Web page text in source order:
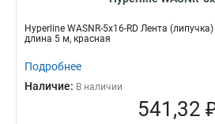
Hyperline WASNR-5x16-RD Лента
длина 5 м, красная
Подробнее
Наличие: В наличии
541,32